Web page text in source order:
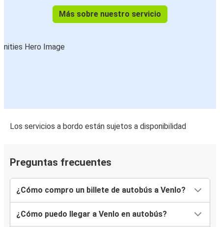
Más sobre nuestro servicio
Los servicios a bordo están sujetos a disponibilidad
Preguntas frecuentes
¿Cómo compro un billete de autobús a Venlo?
¿Cómo puedo llegar a Venlo en autobús?